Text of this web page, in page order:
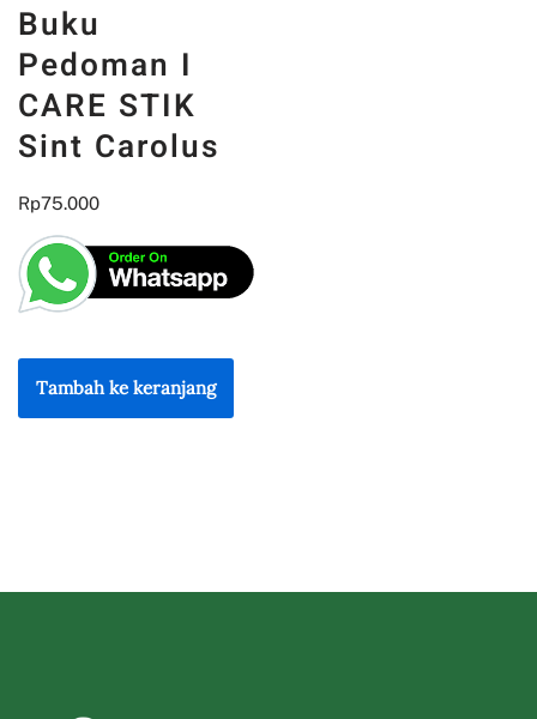
Buku
Pedoman I
CARE STIK
Sint Carolus
Rp75.000
Tambah ke keranjang